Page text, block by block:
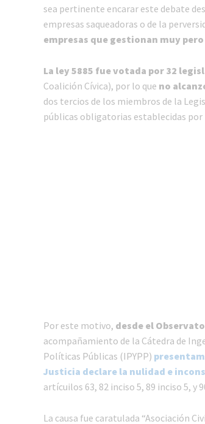
sea pertinente encarar este debate
empresas saqueadoras o de la
empresas que gestionan muy
La ley 5885 fue votada por 32
Coalición Cívica), por lo que no
dos tercios de los miembros de la
públicas obligatorias establecidas por
Por este motivo, desde el
acompañamiento de la Cátedra de
Políticas Públicas (IPYPP)
Justicia declare la nulidad e
artícuilos 63, 82 inciso 5, 89 inciso 5, y
La causa fue caratulada “Asociación